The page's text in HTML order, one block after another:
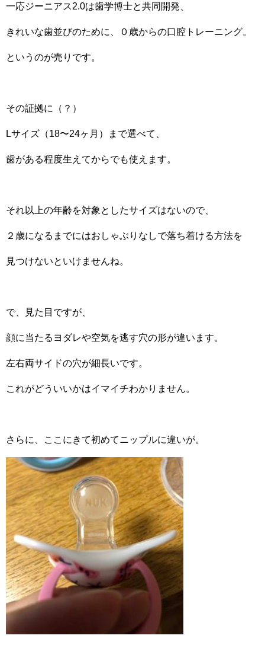
一応ジーニアス2.0は歯学博士と共同開発、
きれいな歯並びのために、０歳からの口腔トレーニング。
というのが売りです。
その証拠に（？）
Lサイズ（18〜24ヶ月）まで選べて、
歯がある程度生えてからでも使えます。
それ以上の年齢を対象としたサイズはないので、
２歳になるまでにはおしゃぶりなしで落ち着ける方法を
見つけないといけませんね。
で、見た目ですが、
顔に当たるヨダレや空気を逃す穴の形が違います。
左右両サイドの穴が細長いです。
これがどういいかはイマイチわかりません。
さらに、ここにきて初めてニップルに違いが。